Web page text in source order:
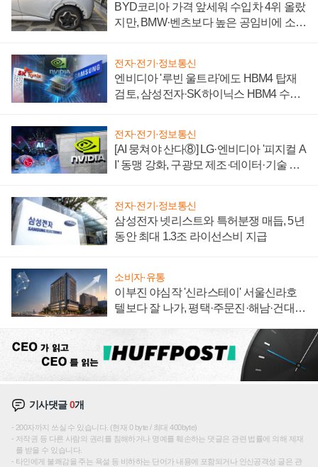
BYD코리아 가격 앞세워 수입차 4위 올랐
지만, BMW·벤츠보다 높은 공임비에 소비
전자·전기·정보통신
엔비디아 '루빈 울트라'에도 HBM4 탑재
검토, 삼성전자·SK하이닉스 HBM4 수율
전자·전기·정보통신
[AI 뭉쳐야 산다⑧] LG·엔비디아 '피지컬 A
I' 동맹 강화, 구광모 제조·데이터·기술 결
전자·전기·정보통신
삼성전자 넷리스트와 특허분쟁 매듭, 5년
동안 최대 1.3조 라이선스비 지급
소비자·유통
이부진 야심작 '신라스테이' 서울신라호
텔보다 잘 나가, 평택·주문진·해남·건대로
기사댓글0개
200자까지 쓰실 수 있습니다. (현재 0 byte / 최대 400byte)
저작권 등 다른 사람의 권리를 침해하거나 명예를 훼손하는 댓글은 관련 법률에 의해 제재
를 받을 수 있습니다.
타인에게 불쾌감을 주는 욕설 등 비하하는 단어가 내용에 포함되거나 인신공격성 글은 관